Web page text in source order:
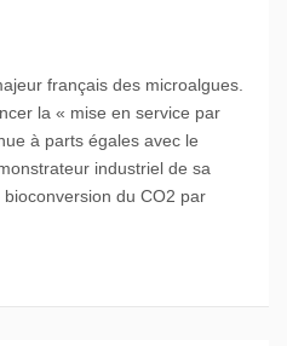
français des microalgues.
la « mise en service par
à parts égales avec le
industriel de sa
du CO2 par